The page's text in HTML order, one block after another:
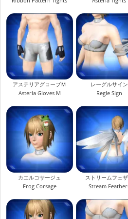
アステリアグローブＭ
Asteria Gloves M
レーグルサイン
Regle Sign
カエルコサージュ
Frog Corsage
ストリームフェ
Stream